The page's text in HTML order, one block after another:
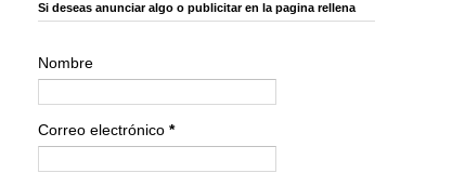
Si deseas anunciar algo o publicitar en la pagina rellena
Nombre
Correo electrónico *